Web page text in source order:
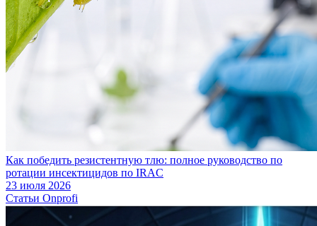
Как победить резистентную тлю: полное руководство по
ротации инсектицидов по IRAC
23 июля 2026
Статьи Onprofi